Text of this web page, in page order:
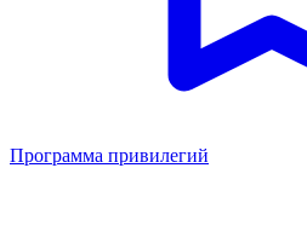
Программа привилегий